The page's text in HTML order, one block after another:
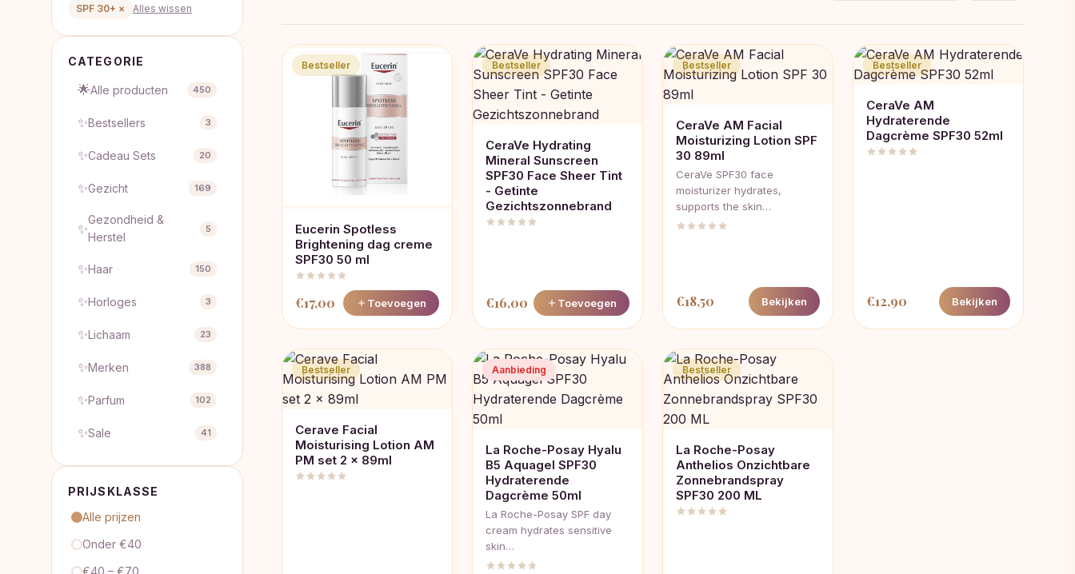
SPF 30+ × Alles wissen
CATEGORIE
🌟Alle producten 450
✨Bestsellers 3
✨Cadeau Sets 20
✨Gezicht 169
✨
Gezondheid &
Herstel
5
✨Haar 150
✨Horloges 3
✨Lichaam 23
✨Merken 388
✨Parfum 102
✨Sale 41
PRIJSKLASSE
Alle prijzen
Onder €40
€40 – €70
Bestseller
Eucerin Spotless
Brightening dag creme
SPF30 50 ml
€17,00 Toevoegen
Bestseller
CeraVe Hydrating
Mineral Sunscreen
SPF30 Face Sheer Tint
- Getinte
Gezichtszonnebrand
€16,00 Toevoegen
Bestseller
CeraVe AM Facial
Moisturizing Lotion SPF
30 89ml
CeraVe SPF30 face
moisturizer hydrates,
supports the skin…
€18,50 Bekijken
Bestseller
CeraVe AM
Hydraterende
Dagcrème SPF30 52ml
€12,90 Bekijken
Bestseller
Cerave Facial
Moisturising Lotion AM
PM set 2 x 89ml
Aanbieding
La Roche-Posay Hyalu
B5 Aquagel SPF30
Hydraterende
Dagcrème 50ml
La Roche-Posay SPF day
cream hydrates sensitive
skin…
Bestseller
La Roche-Posay
Anthelios Onzichtbare
Zonnebrandspray
SPF30 200 ML